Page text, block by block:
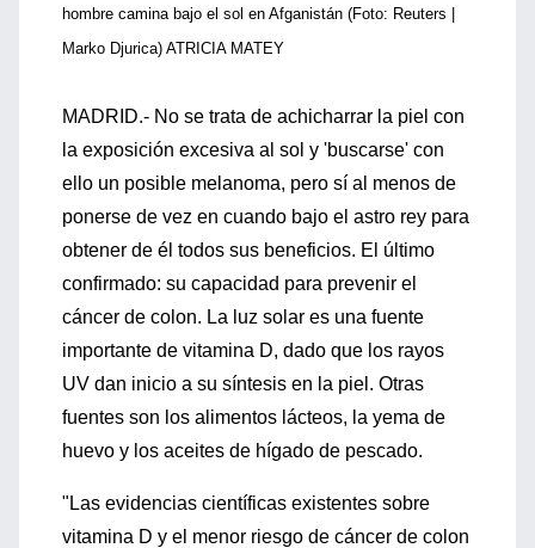
hombre camina bajo el sol en Afganistán (Foto: Reuters |
Marko Djurica) ATRICIA MATEY
MADRID.- No se trata de achicharrar la piel con
la exposición excesiva al sol y 'buscarse' con
ello un posible melanoma, pero sí al menos de
ponerse de vez en cuando bajo el astro rey para
obtener de él todos sus beneficios. El último
confirmado: su capacidad para prevenir el
cáncer de colon. La luz solar es una fuente
importante de vitamina D, dado que los rayos
UV dan inicio a su síntesis en la piel. Otras
fuentes son los alimentos lácteos, la yema de
huevo y los aceites de hígado de pescado.
"Las evidencias científicas existentes sobre
vitamina D y el menor riesgo de cáncer de colon